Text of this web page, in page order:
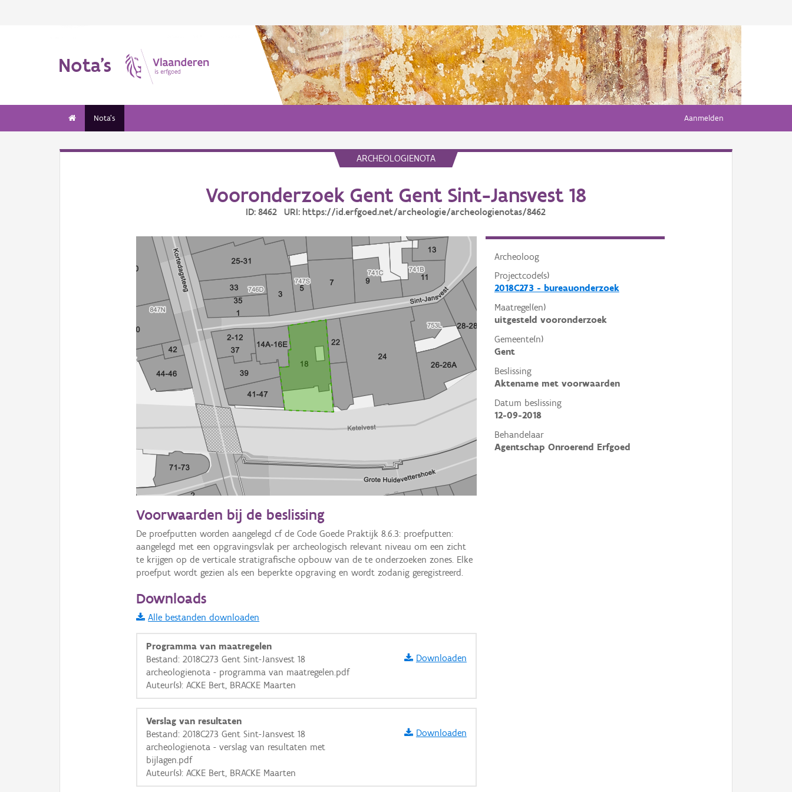
Nota's
Nota's Aanmelden
ARCHEOLOGIENOTA
Vooronderzoek Gent Gent Sint-Jansvest 18
ID: 8462 URI: https://id.erfgoed.net/archeologie/archeologienotas/8462
Archeoloog
Projectcode(s)
2018C273 - bureauonderzoek
Maatregel(en)
uitgesteld vooronderzoek
Gemeente(n)
Gent
Beslissing
Aktename met voorwaarden
Datum beslissing
12-09-2018
Behandelaar
Agentschap Onroerend Erfgoed
Informatie Vlaanderen
i
−
Basis Lagen
Ortho
GRB-Basiskaart
GRB-Basiskaart in grijswaarden
Voorwaarden bij de beslissing
De proefputten worden aangelegd cf de Code Goede Praktijk 8.6.3: proefputten:
aangelegd met een opgravingsvlak per archeologisch relevant niveau om een zicht
te krijgen op de verticale stratigrafische opbouw van de te onderzoeken zones. Elke
proefput wordt gezien als een beperkte opgraving en wordt zodanig geregistreerd.
Downloads
Alle bestanden downloaden
Programma van maatregelen
Bestand: 2018C273 Gent Sint-Jansvest 18
archeologienota - programma van maatregelen.pdf
Auteur(s): ACKE Bert, BRACKE Maarten
Downloaden
Verslag van resultaten
Bestand: 2018C273 Gent Sint-Jansvest 18
archeologienota - verslag van resultaten met
bijlagen.pdf
Auteur(s): ACKE Bert, BRACKE Maarten
Downloaden